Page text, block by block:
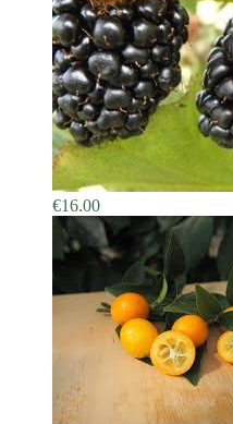
€16.00